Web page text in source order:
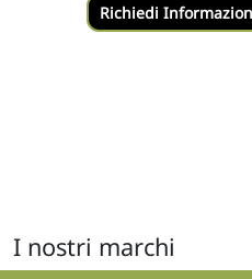
I nostri marchi